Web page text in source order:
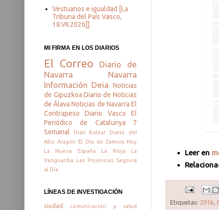
Leer en
Etiquetas: 2016,
Vestuarios e igualdad [La
Tribuna del País Vasco,
18.VII.2026]]
MI FIRMA EN LOS DIARIOS
El Correo
Diario de
Navarra
Navarra
Información Deia
Noticias
de Gipuzkoa Diario de Noticias
de Álava Noticias de Navarra El
Contrapeso
Diario Vasco
El
Periódico de Catalunya
7
Semanal
Diari Balear
Diario del
Alto Aragón
El Día de Zamora
Hoy
La Nueva España
La Rioja
La
Vanguardia
Las Provincias Segovia
al Día
LÍNEAS DE INVESTIGACIÓN
ciudad
comunicación y salud